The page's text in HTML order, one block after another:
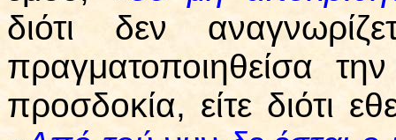
διότι δεν
πραγματοποιηθείσα
προσδοκία, είτε διότι